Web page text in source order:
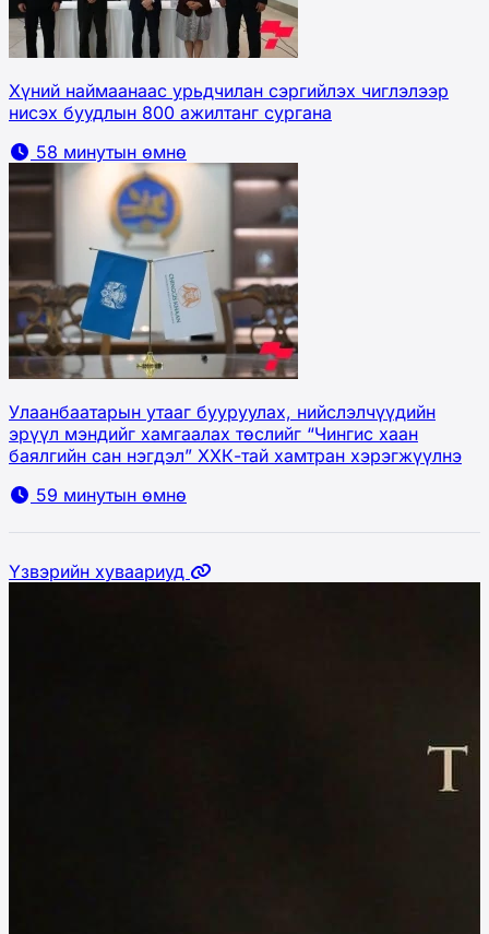
Хүний наймаанаас урьдчилан сэргийлэх чиглэлээр
нисэх буудлын 800 ажилтанг сургана
58 минутын өмнө
Улаанбаатарын утааг бууруулах, нийслэлчүүдийн
эрүүл мэндийг хамгаалах төслийг “Чингис хаан
баялгийн сан нэгдэл” ХХК-тай хамтран хэрэгжүүлнэ
59 минутын өмнө
Үзвэрийн хуваариуд